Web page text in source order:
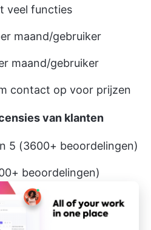
veel functies
maand/gebruiker
maand/gebruiker
contact op voor prijzen
van klanten
5 (3600+ beoordelingen)
beoordelingen)